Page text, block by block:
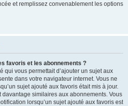
et remplissez convenablement les options
favoris et les abonnements ?
qui vous permettait d’ajouter un sujet aux
dans votre navigateur internet. Vous ne
sujet ajouté aux favoris était mis à jour.
davantage similaires aux abonnements. Vous
lorsqu’un sujet ajouté aux favoris est